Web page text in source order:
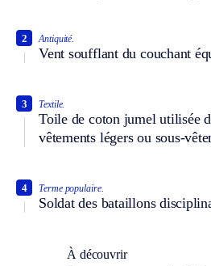
Antiquité.
Vent soufflant du couchant
2
Textile.
Toile de coton jumel utilisée
vêtements légers ou sous-
3
Terme populaire.
Soldat des bataillons
4
À découvrir